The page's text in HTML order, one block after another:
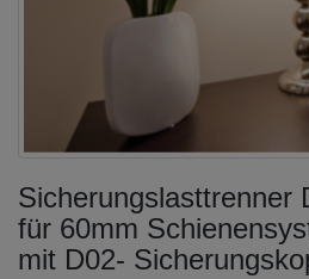
Sicherungslasttrenner
für 60mm
mit D02-